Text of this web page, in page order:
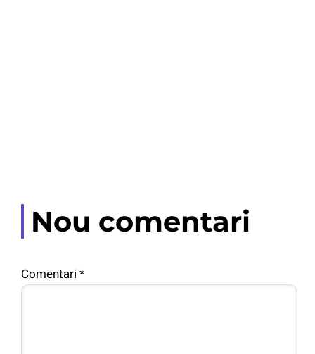
Nou comentari
Comentari *